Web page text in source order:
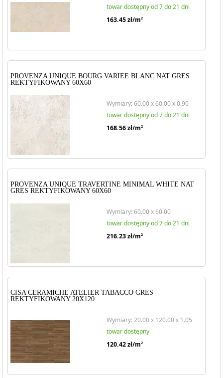
towar dostępny od 7 do 21 dni
163.45zł/m2
PROVENZA UNIQUE BOURG VARIEE BLANC NAT GRES
REKTYFIKOWANY 60X60
Wymiary: 60.00 x 60.00 x 0.90
towar dostępny od 7 do 21 dni
168.56zł/m2
PROVENZA UNIQUE TRAVERTINE MINIMAL WHITE NAT
GRES REKTYFIKOWANY 60X60
Wymiary: 60.00 x 60.00
towar dostępny od 7 do 21 dni
216.23zł/m2
CISA CERAMICHE ATELIER TABACCO GRES
REKTYFIKOWANY 20X120
Wymiary: 20.00 x 120.00 x 1.05
towar dostępny
120.42zł/m2